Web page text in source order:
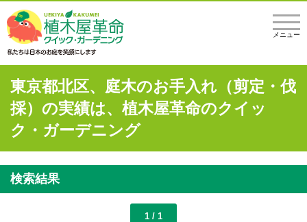
メニュー
東京都北区、庭木のお手入れ（剪定・伐
採）の実績は、植木屋革命のクイッ
ク・ガーデニング
検索結果
1 / 1